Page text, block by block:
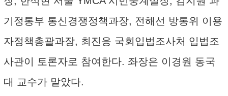
기정통부 통신경쟁정책과장, 전해선 방통위 이용
자정책총괄과장, 최진응 국회입법조사처 입법조
사관이 토론자로 참여한다. 좌장은 이경원 동국
대 교수가 맡았다.